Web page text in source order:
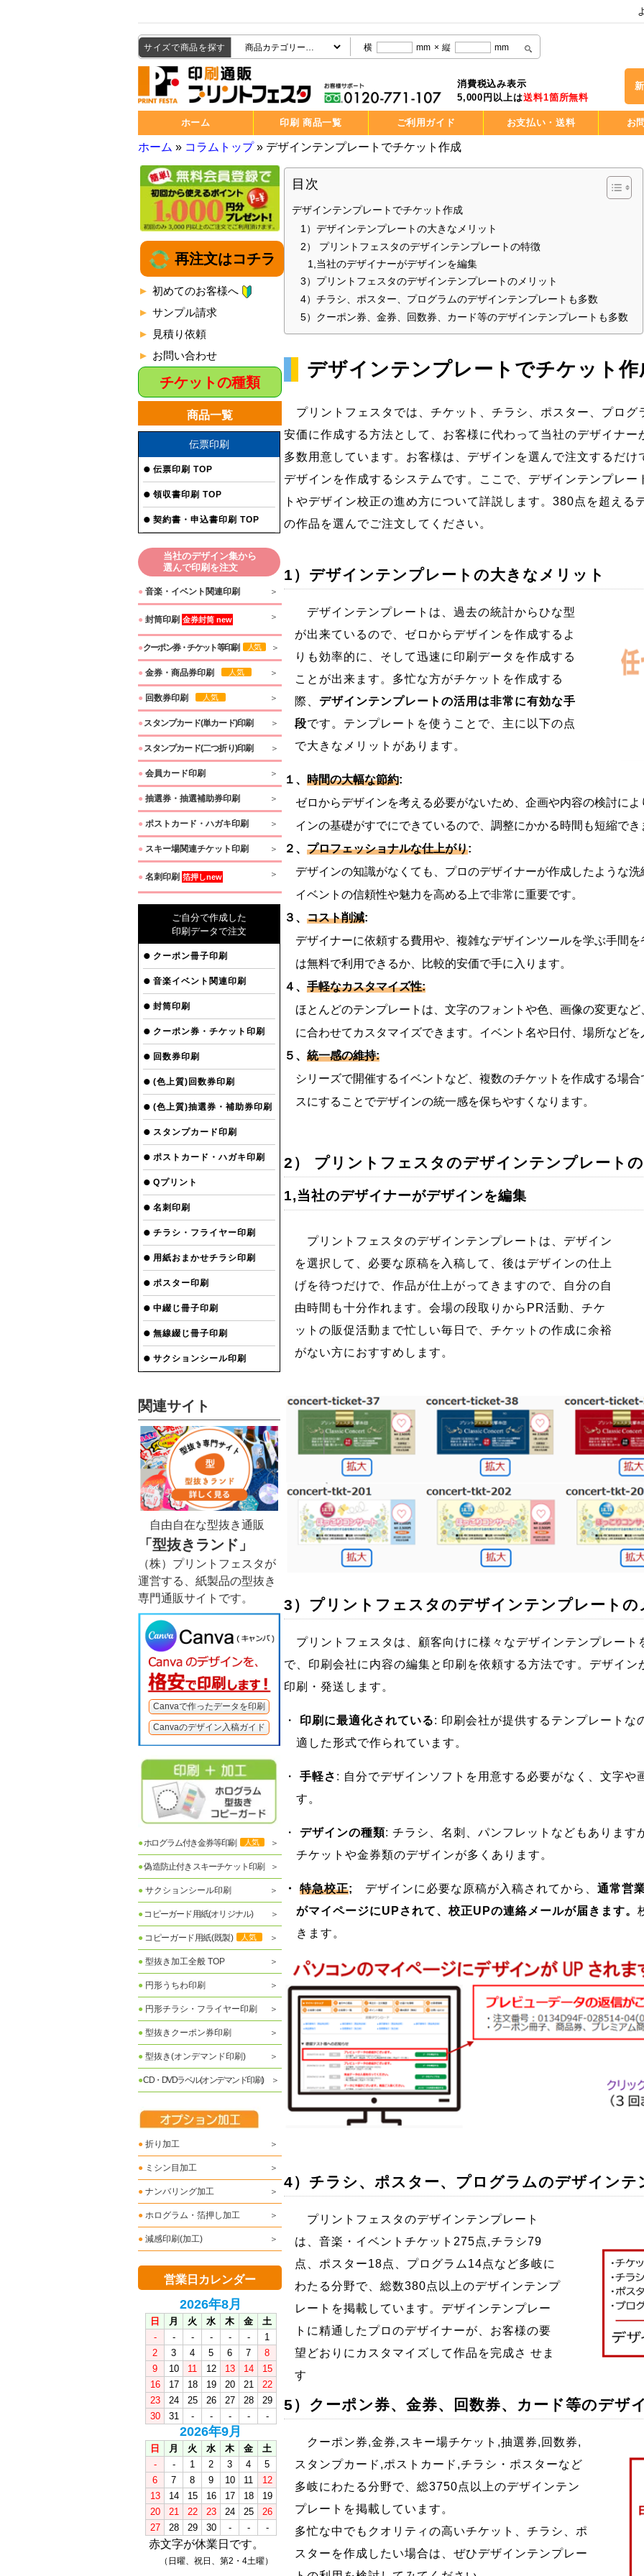
サイズで商品を探す 横 mm × 縦 mm
消費税込み表示
5,000円以上は送料1箇所無料
ホーム 印刷 商品一覧 ご利用ガイド お支払い・送料 お
ホーム » コラムトップ» デザインテンプレートでチケット作成
再注文はコチラ
初めてのお客様へ
サンプル請求
見積り依頼
お問い合わせ
チケットの種類
商品一覧
伝票印刷
伝票印刷 TOP
領収書印刷 TOP
契約書・申込書印刷 TOP
当社のデザイン集から
選んで印刷を注文
● 音楽・イベント関連印刷
● 封筒印刷 金券封筒 new
●クーポン券・チケット等印刷 人気
● 金券・商品券印刷 人気
● 回数券印刷 人気
● スタンプカード(単カード)印刷
● スタンプカード(二つ折り)印刷
● 会員カード印刷
● 抽選券・抽選補助券印刷
● ポストカード・ハガキ印刷
● スキー場関連チケット印刷
● 名刺印刷 箔押しnew
ご自分で作成した
印刷データで注文
クーポン冊子印刷
音楽イベント関連印刷
封筒印刷
クーポン券・チケット印刷
回数券印刷
(色上質)回数券印刷
(色上質)抽選券・補助券印刷
スタンプカード印刷
ポストカード・ハガキ印刷
Qプリント
名刺印刷
チラシ・フライヤー印刷
用紙おまかせチラシ印刷
ポスター印刷
中綴じ冊子印刷
無線綴じ冊子印刷
サクションシール印刷
関連サイト
自由自在な型抜き通販
「型抜きランド」
（株）プリントフェスタが
運営する、紙製品の型抜き
専門通販サイトです。
Canvaで作ったデータを印刷
Canvaのデザイン入稿ガイド
●ホログラム付き金券等印刷 人気
●偽造防止付きスキーチケット印刷
● サクションシール印刷
● コピーガード用紙(オリジナル)
● コピーガード用紙(既製) 人気
● 型抜き加工全般 TOP
● 円形うちわ印刷
● 円形チラシ・フライヤー印刷
● 型抜きクーポン券印刷
● 型抜き(オンデマンド印刷)
●CD・DVDラベル(オンデマンド印刷)
● 折り加工
● ミシン目加工
● ナンバリング加工
● ホログラム・箔押し加工
● 減感印刷(加工)
営業日カレンダー
2026年8月
日 月 火 水 木 金
土
-
- - - - -
1
2
3 4 5 6 7
8
9
10 11 12 13 14
15
16
17 18 19 20 21
22
23
24 25 26 27 28
29
30
31 - - - - -
2026年9月
日 月 火 水 木 金
土
-
- 1 2 3 4
5
6
7 8 9 10 11
12
13
14 15 16 17 18
19
20
21 22 23 24 25
26
27
28 29 30 - - -
赤文字が休業日です。
（日曜、祝日、第2・4土曜）
目次
デザインテンプレートでチケット作成
1）デザインテンプレートの大きなメリット
2） プリントフェスタのデザインテンプレートの特徴
1,当社のデザイナーがデザインを編集
3）プリントフェスタのデザインテンプレートのメリット
4）チラシ、ポスター、プログラムのデザインテンプレートも多数
5）クーポン券、金券、回数券、カード等のデザインテンプレートも多数
デザインテンプレートでチケット
プリントフェスタでは、チケット、チラシ、ポスター、プログ
安価に作成する方法として、お客様に代わって当社のデザイナ
多数用意しています。お客様は、デザインを選んで注文するだ
デザインを作成するシステムです。ここで、デザインテンプレ
トやデザイン校正の進め方について詳説します。380点を超える
の作品を選んでご注文してください。
1）デザインテンプレートの大きなメリット
デザインテンプレートは、過去の統計からひな型
が出来ているので、ゼロからデザインを作成するよ
りも効率的に、そして迅速に印刷データを作成する
ことが出来ます。多忙な方がチケットを作成する
際、 デザインテンプレートの活用は非常に有効な手
段です。テンプレートを使うことで、主に以下の点
で大きなメリットがあります。
１、 時間の大幅な節約:
ゼロからデザインを考える必要がないため、企画や内容の検討に
インの基礎がすでにできているので、調整にかかる時間も短縮でき
２、 プロフェッショナルな仕上がり:
デザインの知識がなくても、プロのデザイナーが作成したような
イベントの信頼性や魅力を高める上で非常に重要です。
３、 コスト削減:
デザイナーに依頼する費用や、複雑なデザインツールを学ぶ手間
は無料で利用できるか、比較的安価で手に入ります。
４、 手軽なカスタマイズ性:
ほとんどのテンプレートは、文字のフォントや色、画像の変更な
に合わせてカスタマイズできます。イベント名や日付、場所など
５、 統一感の維持:
シリーズで開催するイベントなど、複数のチケットを作成する場
スにすることでデザインの統一感を保ちやすくなります。
2） プリントフェスタのデザインテンプレート
1,当社のデザイナーがデザインを編集
プリントフェスタのデザインテンプレートは、デザイン
を選択して、必要な原稿を入稿して、後はデザインの仕上
げを待つだけで、作品が仕上がってきますので、自分の自
由時間も十分作れます。会場の段取りからPR活動、チケ
ットの販促活動まで忙しい毎日で、チケットの作成に余裕
がない方におすすめします。
3）プリントフェスタのデザインテンプレートの
プリントフェスタは、顧客向けに様々なデザインテンプレート
で、印刷会社に内容の編集と印刷を依頼する方法です。デザイ
印刷・発送します。
・ 印刷に最適化されている: 印刷会社が提供するテンプレートな
適した形式で作られています。
・ 手軽さ : 自分でデザインソフトを用意する必要がなく、文字や
す。
・ デザインの種類: チラシ、名刺、パンフレットなどもあります
チケットや金券類のデザインが多くあります。
・ 特急校正; デザインに必要な原稿が入稿されてから、 通常営
がマイページにUPされて、校正UPの連絡メールが届きます。
きます。
4）チラシ、ポスター、プログラムのデザインテ
プリントフェスタのデザインテンプレート
は、音楽・イベントチケット275点,チラシ79
点、ポスター18点、プログラム14点など多岐に
わたる分野で、総数380点以上のデザインテンプ
レートを掲載しています。デザインテンプレー
トに精通したプロのデザイナーが、お客様の要
望どおりにカスタマイズして作品を完成さ せま
す
5）クーポン券、金券、回数券、カード等のデザ
クーポン券,金券,スキー場チケット,抽選券,回数券,
スタンプカード,ポストカード,チラシ・ポスターなど
多岐にわたる分野で、総3750点以上のデザインテン
プレートを掲載しています。
多忙な中でもクオリティの高いチケット、チラシ、ポ
スターを作成したい場合は、ぜひデザインテンプレー